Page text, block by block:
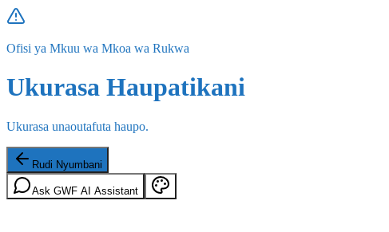
Ofisi ya Mkuu wa Mkoa wa Rukwa
Ukurasa Haupatikani
Ukurasa unaoutafuta haupo.
Rudi Nyumbani
Ask GWF AI Assistant